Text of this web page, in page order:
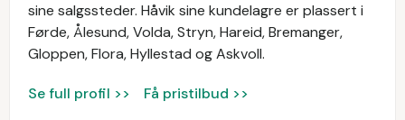
sine salgssteder. Håvik sine kundelagre er plassert i
Førde, Ålesund, Volda, Stryn, Hareid, Bremanger,
Gloppen, Flora, Hyllestad og Askvoll.
Se full profil >> Få pristilbud >>